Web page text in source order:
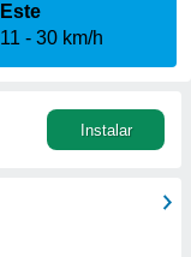
Este
11
30 km/h
Instalar